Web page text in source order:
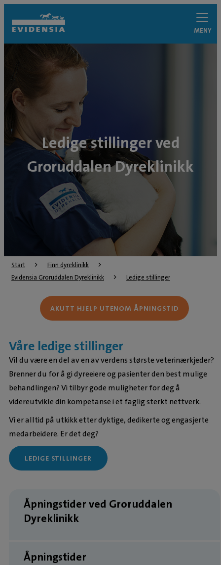
MENY
Ledige stillinger ved
Groruddalen Dyreklinikk
Start
Finn dyreklinikk
Evidensia Groruddalen Dyreklinikk
Ledige stillinger
Våre ledige stillinger
Vil du være en del av en av verdens største veterinærkjeder?
Brenner du for å gi dyreeiere og pasienter den best mulige
behandlingen? Vi tilbyr gode muligheter for deg å
videreutvikle din kompetanse i et faglig sterkt nettverk.
Vi er alltid på utkikk etter dyktige, dedikerte og engasjerte
medarbeidere. Er det deg?
LEDIGE STILLINGER
AKUTT HJELP UTENOM ÅPNINGSTID
Åpningstider ved Groruddalen
Dyreklinikk
Åpningstider